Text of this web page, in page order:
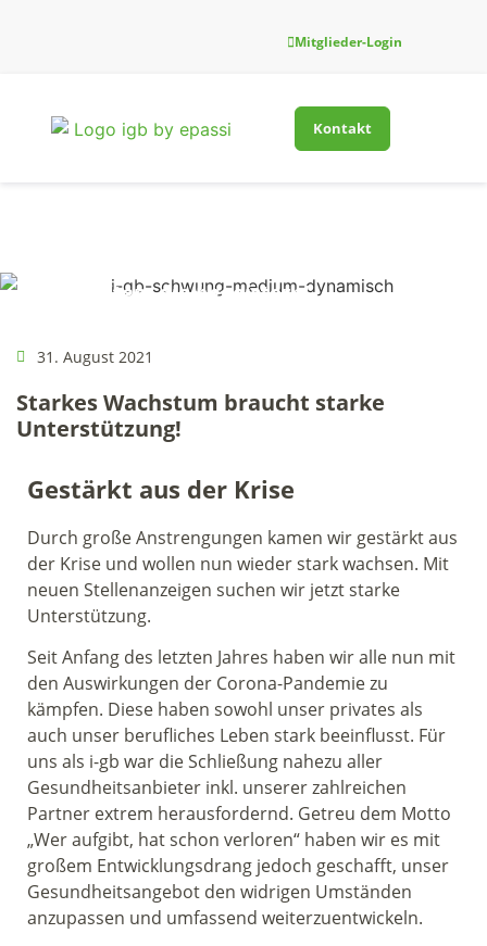
Mitglieder-Login
Kontakt
Neuigkeiten, die begeistern!
31. August 2021
Starkes Wachstum braucht starke
Unterstützung!
Gestärkt aus der Krise
Durch große Anstrengungen kamen wir gestärkt aus
der Krise und wollen nun wieder stark wachsen. Mit
neuen Stellenanzeigen suchen wir jetzt starke
Unterstützung.
Seit Anfang des letzten Jahres haben wir alle nun mit
den Auswirkungen der Corona-Pandemie zu
kämpfen. Diese haben sowohl unser privates als
auch unser berufliches Leben stark beeinflusst. Für
uns als i-gb war die Schließung nahezu aller
Gesundheitsanbieter inkl. unserer zahlreichen
Partner extrem herausfordernd. Getreu dem Motto
„Wer aufgibt, hat schon verloren“ haben wir es mit
großem Entwicklungsdrang jedoch geschafft, unser
Gesundheitsangebot den widrigen Umständen
anzupassen und umfassend weiterzuentwickeln.